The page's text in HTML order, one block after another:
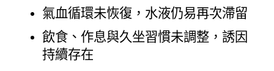
氣血循環未恢復，水液仍易再次滯留
飲食、作息與久坐習慣未調整，誘因
持續存在